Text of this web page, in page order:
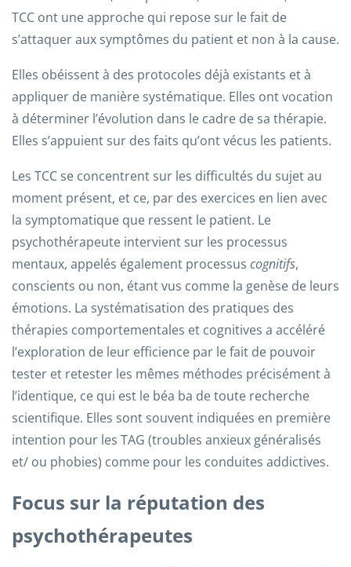
TCC ont une approche qui repose sur le fait de
s’attaquer aux symptômes du patient et non à la cause.
Elles obéissent à des protocoles déjà existants et à
appliquer de manière systématique. Elles ont vocation
à déterminer l’évolution dans le cadre de sa thérapie.
Elles s’appuient sur des faits qu’ont vécus les patients.
Les TCC se concentrent sur les difficultés du sujet au
moment présent, et ce, par des exercices en lien avec
la symptomatique que ressent le patient. Le
psychothérapeute intervient sur les processus
mentaux, appelés également processus cognitifs,
conscients ou non, étant vus comme la genèse de leurs
émotions. La systématisation des pratiques des
thérapies comportementales et cognitives a accéléré
l’exploration de leur efficience par le fait de pouvoir
tester et retester les mêmes méthodes précisément à
l’identique, ce qui est le béa ba de toute recherche
scientifique. Elles sont souvent indiquées en première
intention pour les TAG (troubles anxieux généralisés
et/ ou phobies) comme pour les conduites addictives.
Focus sur la réputation des
psychothérapeutes